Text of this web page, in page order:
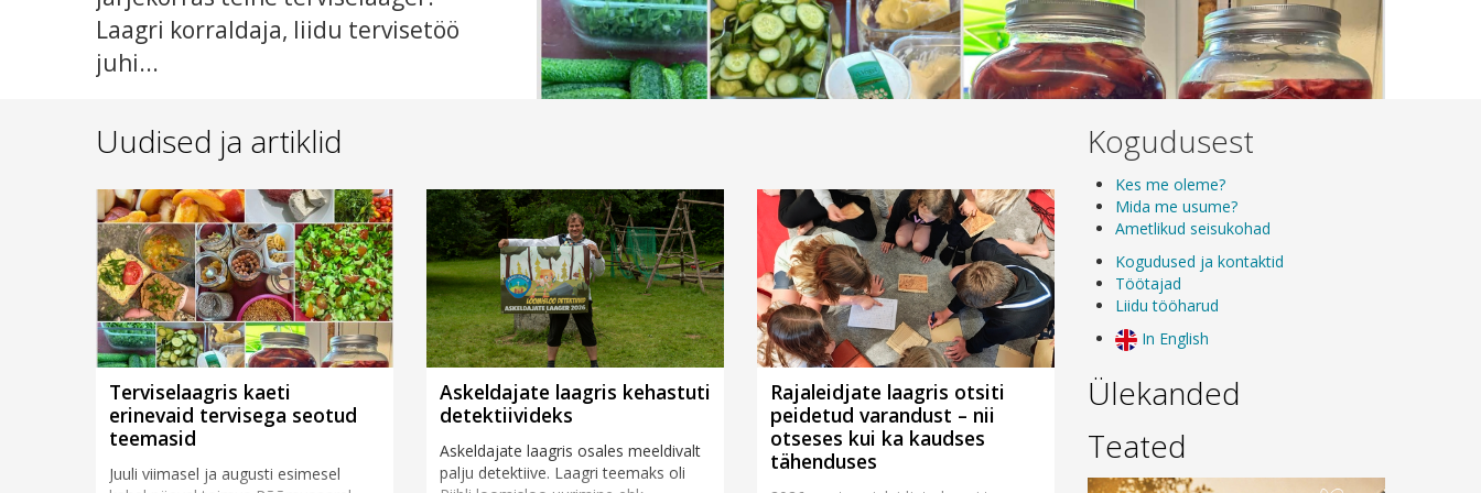
Laagri korraldaja, liidu tervisetöö
juhi...
Uudised ja artiklid
Terviselaagris kaeti
erinevaid tervisega seotud
teemasid
Juuli viimasel ja augusti esimesel
Askeldajate laagris kehastuti
detektiivideks
Askeldajate laagris osales meeldivalt
palju detektiive. Laagri teemaks oli
Rajaleidjate laagris otsiti
peidetud varandust – nii
otseses kui ka kaudses
tähenduses
Kogudusest
Kes me oleme?
Mida me usume?
Ametlikud seisukohad
Kogudused ja kontaktid
Töötajad
Liidu tööharud
In English
Ülekanded
Teated